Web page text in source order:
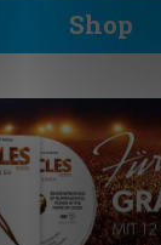
Shop